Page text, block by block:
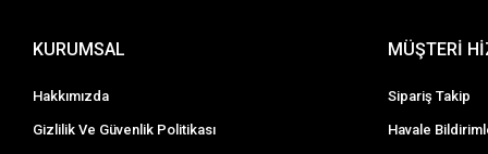
KURUMSAL
Hakkımızda
Gizlilik Ve Güvenlik Politikası
MÜŞTERİ
Sipariş Takip
Havale